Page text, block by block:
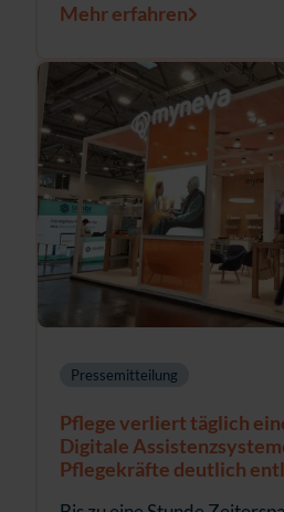
Mehr erfahren
Pressemitteilung
Pflege verliert täglich
Digitale
Pflegekräfte deutlich